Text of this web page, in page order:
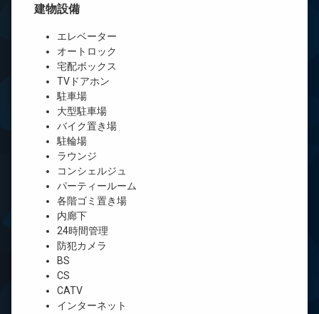
建物設備
エレベーター
オートロック
宅配ボックス
TVドアホン
駐車場
大型駐車場
バイク置き場
駐輪場
ラウンジ
コンシェルジュ
パーティールーム
各階ゴミ置き場
内廊下
24時間管理
防犯カメラ
BS
CS
CATV
インターネット